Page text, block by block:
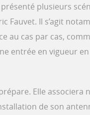
plusieurs
Fauvet. Il s’agit
au cas par cas,
entrée en vigueur
Elle
de son